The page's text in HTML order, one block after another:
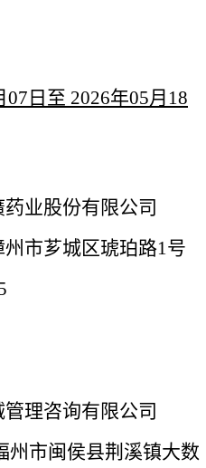
07日至 2026年05月18
业股份有限公司
市芗城区琥珀路1号
管理咨询有限公司
州市闽侯县荆溪镇大数